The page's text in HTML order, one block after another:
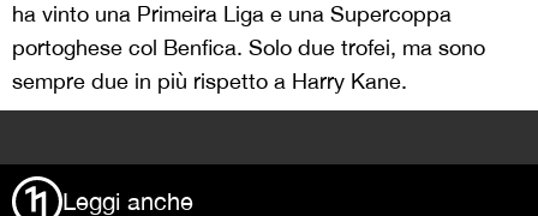
ha vinto una Primeira Liga e una Supercoppa
portoghese col Benfica. Solo due trofei, ma sono
sempre due in più rispetto a Harry Kane.
Leggi anche